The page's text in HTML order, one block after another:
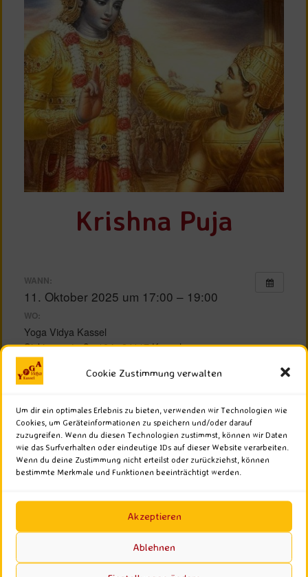
Cookie Zustimmung verwalten
Um dir ein optimales Erlebnis zu bieten, verwenden wir Technologien wie
Cookies, um Geräteinformationen zu speichern und/oder darauf
zuzugreifen. Wenn du diesen Technologien zustimmst, können wir Daten
wie das Surfverhalten oder eindeutige IDs auf dieser Website verarbeiten.
Wenn du deine Zustimmung nicht erteilst oder zurückziehst, können
bestimmte Merkmale und Funktionen beeinträchtigt werden.
Akzeptieren
Ablehnen
Krishna Puja
WANN:
11. Oktober 2025 um 17:00 – 19:00
WO:
Yoga Vidya Kassel
Sickingenstraße 10 in 34117 Kassel
PREIS:
um eine Spende wird gebeten
Lakshmana Christopher Rauner
0162/4883920
E-Mail
BHAKTI YOGA
KRISHNA
Einladung zur Krishna Puja
Liebe Freundinnen und Freunde des Yoga und